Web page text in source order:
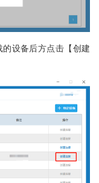
设备后方点击【创建